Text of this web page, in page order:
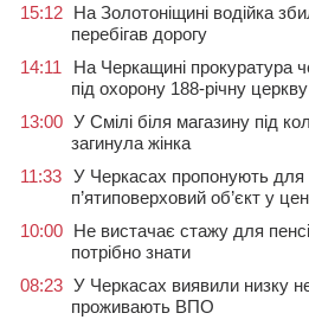
15:12 На Золотоніщині водійка
перебігав дорогу
14:11
На Черкащині прокуратура
під охорону 188-річну церкву
13:00 У Смілі біля магазину під
загинула жінка
11:33 У Черкасах пропонують для
п’ятиповерховий об’єкт у
10:00 Не вистачає стажу для
потрібно знати
08:23 У Черкасах виявили низку
проживають ВПО